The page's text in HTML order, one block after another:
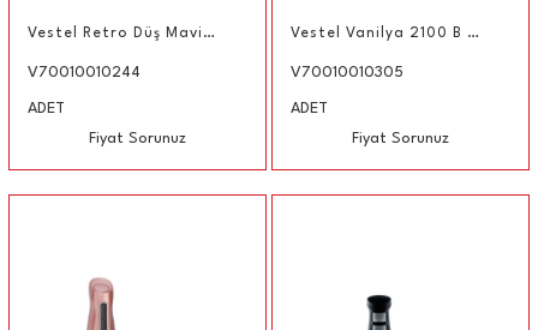
Vestel Retro Düş Mavisi Multi Blender Seti
V70010010244
ADET
Fiyat Sorunuz
Vestel Vanilya 2100 B El Blender Seti
V70010010305
ADET
Fiyat Sorunuz